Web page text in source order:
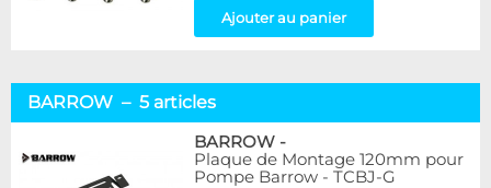
Ajouter au panier
BARROW – 5 articles
BARROW -
Plaque de Montage 120mm pour
Pompe Barrow - TCBJ-G